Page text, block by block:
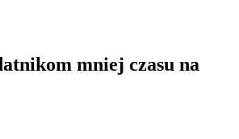
mniej czasu na